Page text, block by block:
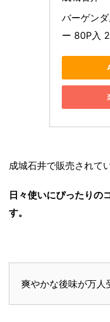
バーゲン
ー 80P入
成城石井で販売されて
日々使いにぴったりの
す。
爽やかな後味が万人